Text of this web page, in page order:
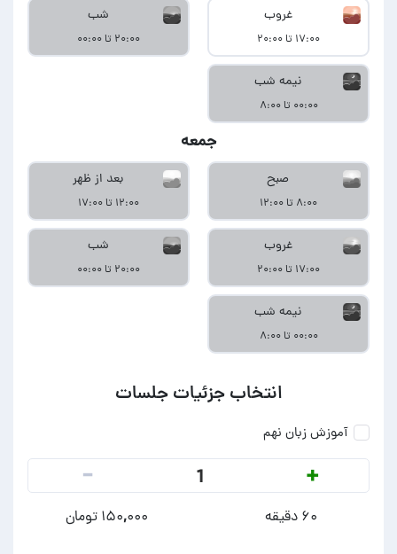
غروب
۱۷:۰۰ تا ۲۰:۰۰
شب
۲۰:۰۰ تا ۰۰:۰۰
نیمه شب
۰۰:۰۰ تا ۸:۰۰
جمعه
صبح
۸:۰۰ تا ۱۲:۰۰
بعد از ظهر
۱۲:۰۰ تا ۱۷:۰۰
غروب
۱۷:۰۰ تا ۲۰:۰۰
شب
۲۰:۰۰ تا ۰۰:۰۰
نیمه شب
۰۰:۰۰ تا ۸:۰۰
انتخاب جزئیات جلسات
آموزش زبان نهم
+
1
-
۶۰ دقیقه ۱۵۰,۰۰۰ تومان